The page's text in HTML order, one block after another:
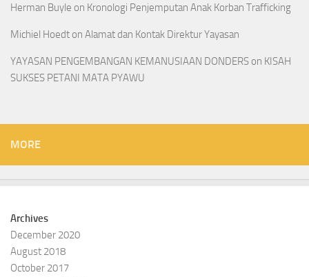
Herman Buyle on Kronologi Penjemputan Anak Korban Trafficking
Michiel Hoedt on Alamat dan Kontak Direktur Yayasan
YAYASAN PENGEMBANGAN KEMANUSIAAN DONDERS on KISAH
SUKSES PETANI MATA PYAWU
MORE
Archives
December 2020
August 2018
October 2017